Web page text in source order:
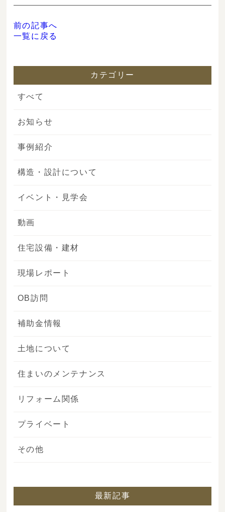
前の記事へ
一覧に戻る
カテゴリー
すべて
お知らせ
事例紹介
構造・設計について
イベント・見学会
動画
住宅設備・建材
現場レポート
OB訪問
補助金情報
土地について
住まいのメンテナンス
リフォーム関係
プライベート
その他
最新記事